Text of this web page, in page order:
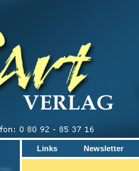
Links Newsletter